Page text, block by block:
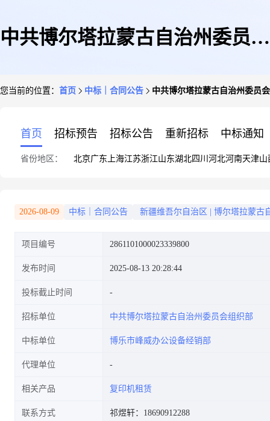
中共博尔塔拉蒙古自治州委员会
您当前的位置： 首页 中标｜合同公告 中共博尔塔拉蒙古自治州委员
首页 招标预告 招标公告 重新招标 中标通知
省份地区： 北京广东 上海江苏浙江山东湖北四川 河北河南天津山
2026-08-09 中标｜合同公告 新疆维吾尔自治区 博尔塔拉蒙古
项目编号 2861101000023339800
发布时间 2025-08-13 20:28:44
投标截止时间
招标单位 中共博尔塔拉蒙古自治州委员会组织部
中标单位 博乐市峰威办公设备经销部
代理单位
相关产品 复印机租赁
联系方式 祁煜轩：18690912288